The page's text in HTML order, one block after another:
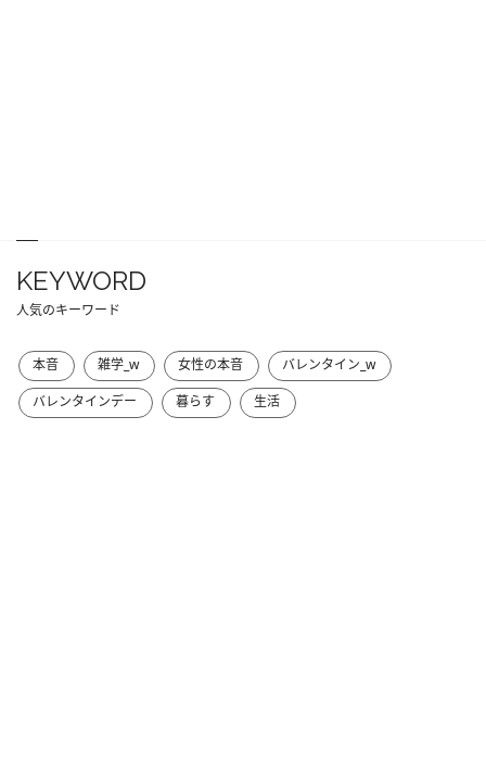
KEYWORD
人気のキーワード
本音 雑学_w 女性の本音
バレンタイン_w
バレンタインデー
暮らす 生活